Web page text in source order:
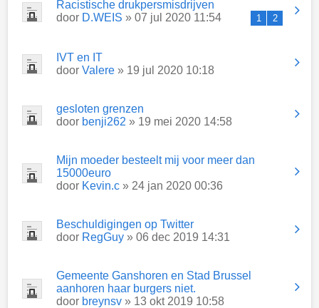
Racistische drukpersmisdrijven
door D.WEIS » 07 jul 2020 11:54 1 2
IVT en IT
door Valere » 19 jul 2020 10:18
gesloten grenzen
door benji262 » 19 mei 2020 14:58
Mijn moeder besteelt mij voor meer dan
15000euro
door Kevin.c » 24 jan 2020 00:36
Beschuldigingen op Twitter
door RegGuy » 06 dec 2019 14:31
Gemeente Ganshoren en Stad Brussel
aanhoren haar burgers niet.
door breynsv » 13 okt 2019 10:58